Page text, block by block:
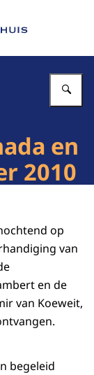
Huis
en
2010
op
van
en de
van Koeweit,
begeleid